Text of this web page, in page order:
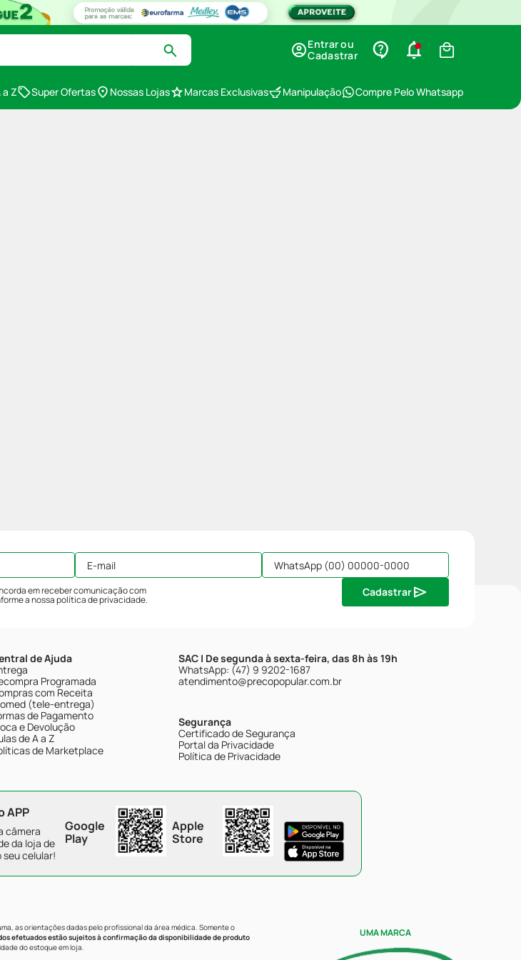
Entrar ou
Cadastrar
a Z Super Ofertas Nossas Lojas Marcas Exclusivas Manipulação Compre Pelo Whatsapp
em receber comunicação com
a nossapolítica de privacidade.
Cadastrar
de Ajuda
Programada
com Receita
(tele-entrega)
de Pagamento
e Devolução
de A a Z
de Marketplace
SAC | De segunda à sexta-feira, das 8h às 19h
WhatsApp: (47) 9 9202-1687
atendimento@precopopular.com.br
Segurança
Certificado de Segurança
Portal da Privacidade
Política de Privacidade
APP
câmera
da loja de
celular!
Google
Play
Apple
Store
as orientações dadas pelo profissional da área médica. Somente o
efetuados estão sujeitos à confirmação da disponibilidade de produto
do estoque em loja.
UMA MARCA